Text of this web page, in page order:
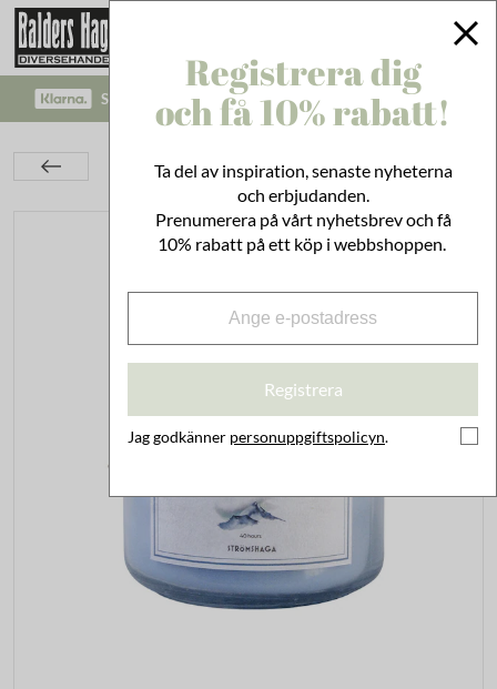
SÄKRA BETALNINGAR MED KLARNA CHECKOUT!
Doftljus Brobacka Northern Lights Stor
Registrera dig
och få 10% rabatt!
Ta del av inspiration, senaste nyheterna
och erbjudanden.
Prenumerera på vårt nyhetsbrev och få
10% rabatt på ett köp i webbshoppen.
Registrera
Jag godkänner personuppgiftspolicyn.